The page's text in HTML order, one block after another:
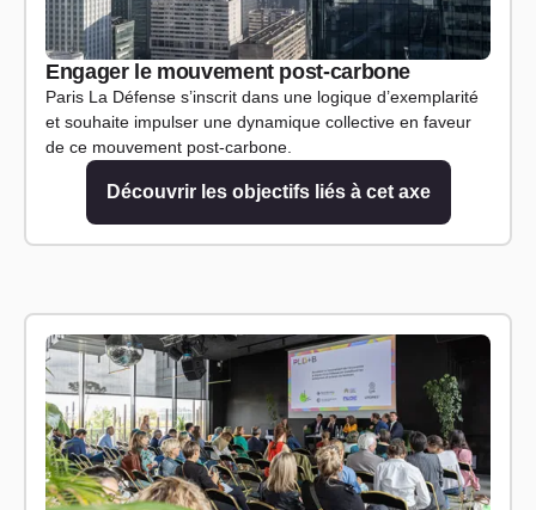
Engager le mouvement post-carbone
Paris La Défense s’inscrit dans une logique d’exemplarité
et souhaite impulser une dynamique collective en faveur
de ce mouvement post-carbone.
Découvrir les objectifs liés à cet axe